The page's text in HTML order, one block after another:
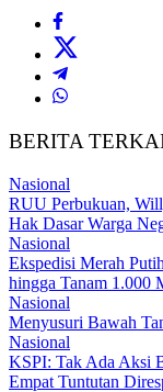
BERITA
Nasional
RUU Perbukuan,
Hak Dasar Warga
Nasional
Ekspedisi Merah
hingga Tanam 1.000
Nasional
Menyusuri Bawah
Nasional
KSPI: Tak Ada Aksi
Empat Tuntutan